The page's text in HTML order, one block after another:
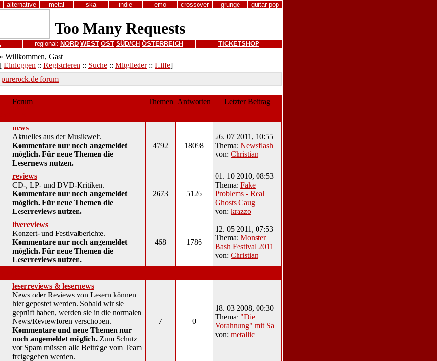
alternative metal ska indie emo crossover grunge guitar pop
regional: NORD WEST OST SÜD/CH ÖSTERREICH
TICKETSHOP
» Willkommen, Gast
[ Einloggen :: Registrieren :: Suche :: Mitglieder:: Hilfe]
purerock.de forum
Forum Themen Antworten
Letzter Beitrag
news
Aktuelles aus der Musikwelt.
Kommentare nur noch angemeldet
möglich. Für neue Themen die
Lesernews nutzen.
4792 18098
26. 07 2011, 10:55
Thema: Newsflash
von: Christian
reviews
CD-, LP- und DVD-Kritiken.
Kommentare nur noch angemeldet
möglich. Für neue Themen die
Leserreviews nutzen.
2673 5126
01. 10 2010, 08:53
Thema: Fake
Problems - Real
Ghosts Caug
von: krazzo
livereviews
Konzert- und Festivalberichte.
Kommentare nur noch angemeldet
möglich. Für neue Themen die
Leserreviews nutzen.
468 1786
12. 05 2011, 07:53
Thema: Monster
Bash Festival 2011
von: Christian
leserreviews & lesernews
News oder Reviews von Lesern können
hier gepostet werden. Sobald wir sie
geprüft haben, werden sie in die normalen
News/Reviewforen verschoben.
Kommentare und neue Themen nur
noch angemeldet möglich. Zum Schutz
vor Spam müssen alle Beiträge vom Team
freigegeben werden.
7 0
18. 03 2008, 00:30
Thema: "Die
Vorahnung" mit Sa
von: metallic